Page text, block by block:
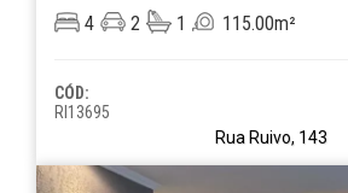
4
2 1 115.00m²
CÓD:
RI13695
Rua Ruivo, 143